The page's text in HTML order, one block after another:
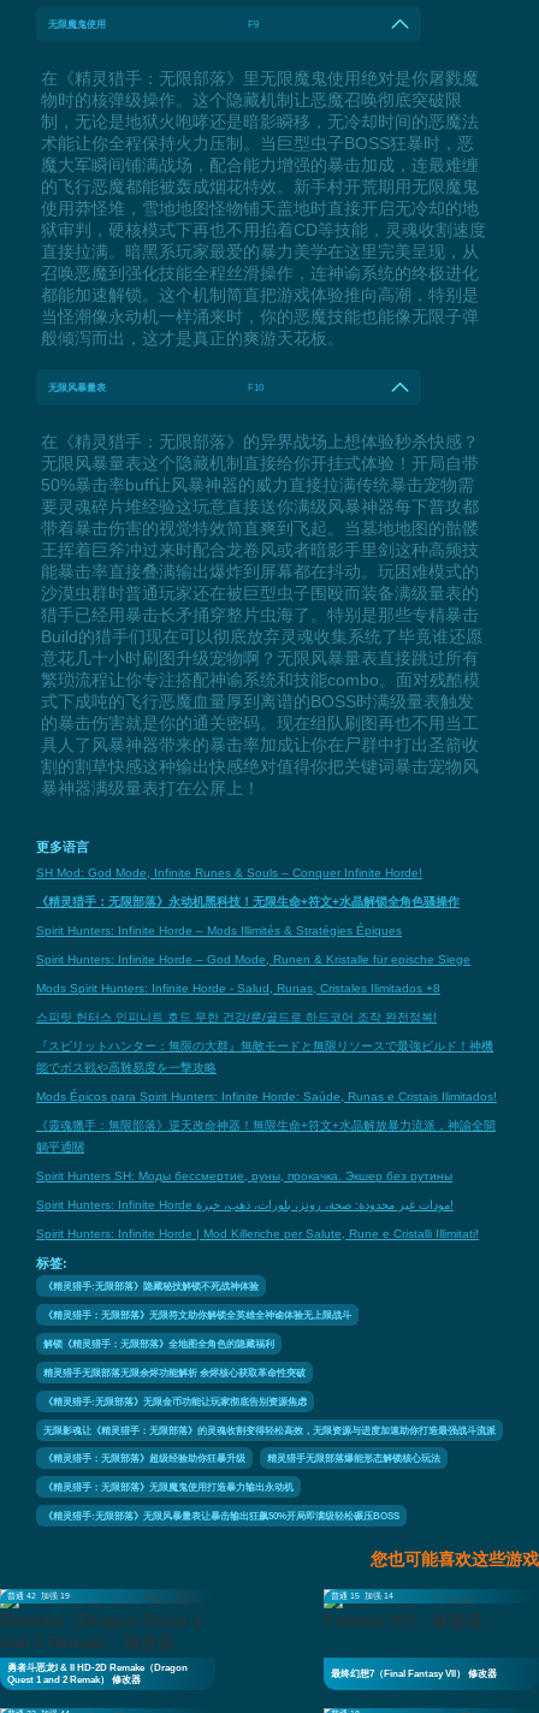
无限魔鬼使用 F9
在《精灵猎手：无限部落》里无限魔鬼使用绝对是你屠戮魔
物时的核弹级操作。这个隐藏机制让恶魔召唤彻底突破限
制，无论是地狱火咆哮还是暗影瞬移，无冷却时间的恶魔法
术能让你全程保持火力压制。当巨型虫子BOSS狂暴时，恶
魔大军瞬间铺满战场，配合能力增强的暴击加成，连最难缠
的飞行恶魔都能被轰成烟花特效。新手村开荒期用无限魔鬼
使用莽怪堆，雪地地图怪物铺天盖地时直接开启无冷却的地
狱审判，硬核模式下再也不用掐着CD等技能，灵魂收割速度
直接拉满。暗黑系玩家最爱的暴力美学在这里完美呈现，从
召唤恶魔到强化技能全程丝滑操作，连神谕系统的终极进化
都能加速解锁。这个机制简直把游戏体验推向高潮，特别是
当怪潮像永动机一样涌来时，你的恶魔技能也能像无限子弹
般倾泻而出，这才是真正的爽游天花板。
无限风暴量表 F10
在《精灵猎手：无限部落》的异界战场上想体验秒杀快感？
无限风暴量表这个隐藏机制直接给你开挂式体验！开局自带
50%暴击率buff让风暴神器的威力直接拉满传统暴击宠物需
要灵魂碎片堆经验这玩意直接送你满级风暴神器每下普攻都
带着暴击伤害的视觉特效简直爽到飞起。当墓地地图的骷髅
王挥着巨斧冲过来时配合龙卷风或者暗影手里剑这种高频技
能暴击率直接叠满输出爆炸到屏幕都在抖动。玩困难模式的
沙漠虫群时普通玩家还在被巨型虫子围殴而装备满级量表的
猎手已经用暴击长矛捅穿整片虫海了。特别是那些专精暴击
Build的猎手们现在可以彻底放弃灵魂收集系统了毕竟谁还愿
意花几十小时刷图升级宠物啊？无限风暴量表直接跳过所有
繁琐流程让你专注搭配神谕系统和技能combo。面对残酷模
式下成吨的飞行恶魔血量厚到离谱的BOSS时满级量表触发
的暴击伤害就是你的通关密码。现在组队刷图再也不用当工
具人了风暴神器带来的暴击率加成让你在尸群中打出圣箭收
割的割草快感这种输出快感绝对值得你把关键词暴击宠物风
暴神器满级量表打在公屏上！
更多语言
SH Mod: God Mode, Infinite Runes & Souls – Conquer Infinite Horde!
《精灵猎手：无限部落》永动机黑科技！无限生命+符文+水晶解锁全角色骚操作
Spirit Hunters: Infinite Horde – Mods Illimités & Stratégies Épiques
Spirit Hunters: Infinite Horde – God Mode, Runen & Kristalle für epische Siege
Mods Spirit Hunters: Infinite Horde - Salud, Runas, Cristales Ilimitados +8
스피릿 헌터스 인피니트 호드 무한 건강/룬/골드로 하드코어 조작 완전정복!
『スピリットハンター：無限の大群』無敵モードと無限リソースで最強ビルド！神機
能でボス戦や高難易度を一撃攻略
Mods Épicos para Spirit Hunters: Infinite Horde: Saúde, Runas e Cristais Ilimitados!
《靈魂獵手：無限部落》逆天改命神器！無限生命+符文+水晶解放暴力流派，神諭全開
躺平通關
Spirit Hunters SH: Моды бессмертие, руны, прокачка. Экшер без рутины
Spirit Hunters: Infinite Horde مودات غير محدودة: صحة، رونز، بلورات، ذهب، خبرة!
Spirit Hunters: Infinite Horde | Mod Killeriche per Salute, Rune e Cristalli Illimitati!
标签:
《精灵猎手:无限部落》隐藏秘技解锁不死战神体验
《精灵猎手：无限部落》无限符文助你解锁全英雄全神谕体验无上限战斗
解锁《精灵猎手：无限部落》全地图全角色的隐藏福利
精灵猎手无限部落无限余烬功能解析 余烬核心获取革命性突破
《精灵猎手:无限部落》无限金币功能让玩家彻底告别资源焦虑
无限影魂让《精灵猎手：无限部落》的灵魂收割变得轻松高效，无限资源与进度加速助你打造最强战斗流派
《精灵猎手：无限部落》超级经验助你狂暴升级 精灵猎手无限部落爆能形态解锁核心玩法
《精灵猎手：无限部落》无限魔鬼使用打造暴力输出永动机
《精灵猎手:无限部落》无限风暴量表让暴击输出狂飙50%开局即满级轻松碾压BOSS
您也可能喜欢这些游戏
普通 42 加强 19
勇者斗恶龙I & II HD-2D Remake（Dragon
Quest 1 and 2 Remak） 修改器
普通 15 加强 14
最终幻想7（Final Fantasy VII） 修改器